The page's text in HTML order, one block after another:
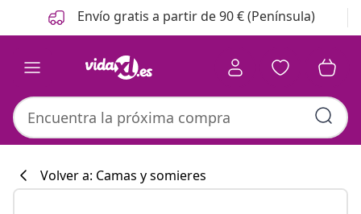
Anterior
Siguiente Envío gratis a partir de 90 € (Península)
Volver a: Camas y somieres